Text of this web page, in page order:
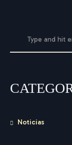
Noticias